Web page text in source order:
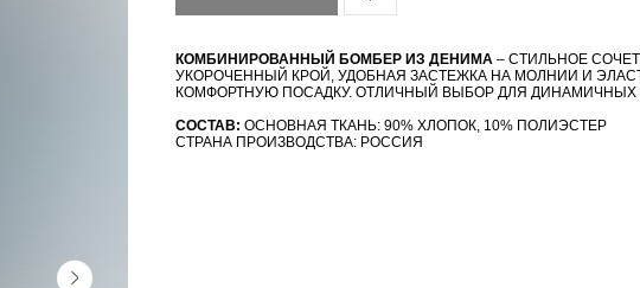
КОМБИНИРОВАННЫЙ БОМБЕР ИЗ ДЕНИМА – СТИЛЬНОЕ
УКОРОЧЕННЫЙ КРОЙ, УДОБНАЯ ЗАСТЕЖКА НА МОЛНИИ И
КОМФОРТНУЮ ПОСАДКУ. ОТЛИЧНЫЙ ВЫБОР ДЛЯ ДИНАМИЧНЫХ
СОСТАВ: ОСНОВНАЯ ТКАНЬ: 90% ХЛОПОК, 10% ПОЛИЭСТЕР
СТРАНА ПРОИЗВОДСТВА: РОССИЯ